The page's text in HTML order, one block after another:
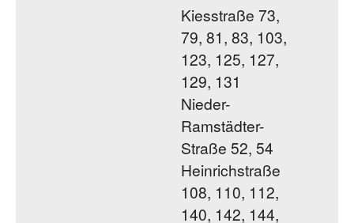
Kiesstraße 73,
79, 81, 83, 103,
123, 125, 127,
129, 131
Nieder-
Ramstädter-
Straße 52, 54
Heinrichstraße
108, 110, 112,
140, 142, 144,